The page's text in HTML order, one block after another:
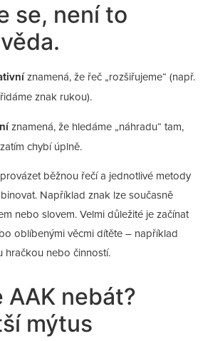
se, není to
znamená, že řeč „rozšiřujeme“ (např.
znak rukou).
znamená, že hledáme „náhradu“ tam,
chybí úplně.
běžnou řečí a jednotlivé metody
Například znak lze současně
nebo slovem. Velmi důležité je začínat
oblíbenými věcmi dítěte – například
hračkou nebo činností.
AAK nebát?
mýtus